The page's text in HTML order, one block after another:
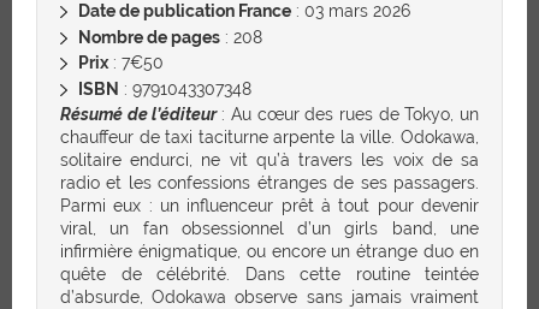
Date de publication France : 03 mars 2026
Nombre de pages : 208
Prix : 7€50
ISBN : 9791043307348
Résumé de l’éditeur : Au cœur des rues de Tokyo, un
chauffeur de taxi taciturne arpente la ville. Odokawa,
solitaire endurci, ne vit qu’à travers les voix de sa
radio et les confessions étranges de ses passagers.
Parmi eux : un influenceur prêt à tout pour devenir
viral, un fan obsessionnel d’un girls band, une
infirmière énigmatique, ou encore un étrange duo en
quête de célébrité. Dans cette routine teintée
d’absurde, Odokawa observe sans jamais vraiment